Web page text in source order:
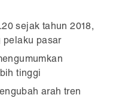
sejak tahun 2018,
pelaku pasar
tinggi
arah tren